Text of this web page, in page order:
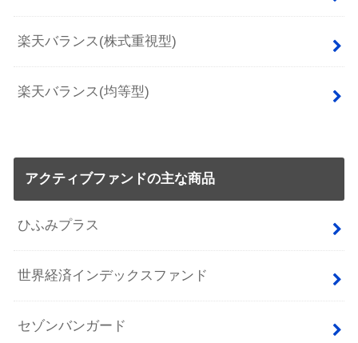
楽天バランス(株式重視型)
楽天バランス(均等型)
アクティブファンドの主な商品
ひふみプラス
世界経済インデックスファンド
セゾンバンガード